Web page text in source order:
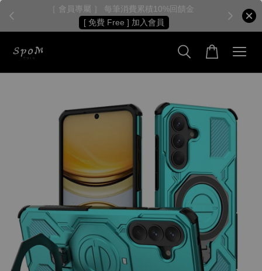
［ 會員專屬 ］ 每筆消費累積10%回饋金
[ 免費 Free ] 加入會員